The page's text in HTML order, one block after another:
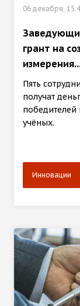
06 декабря,
грант на
Пять
получат
победителей
учёных.
Инновации